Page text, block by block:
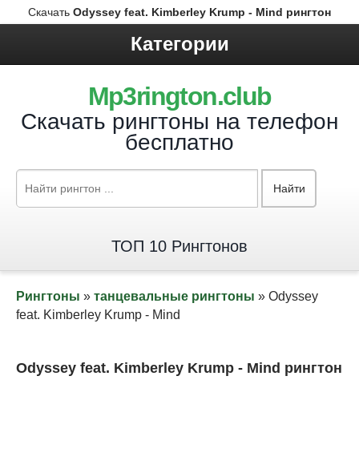
Скачать Odyssey feat. Kimberley Krump - Mind рингтон
Категории
Mp3rington.club
Скачать рингтоны на телефон
бесплатно
Найти
ТОП 10 Рингтонов
Рингтоны » танцевальные рингтоны » Odyssey
feat. Kimberley Krump - Mind
Odyssey feat. Kimberley Krump - Mind рингтон